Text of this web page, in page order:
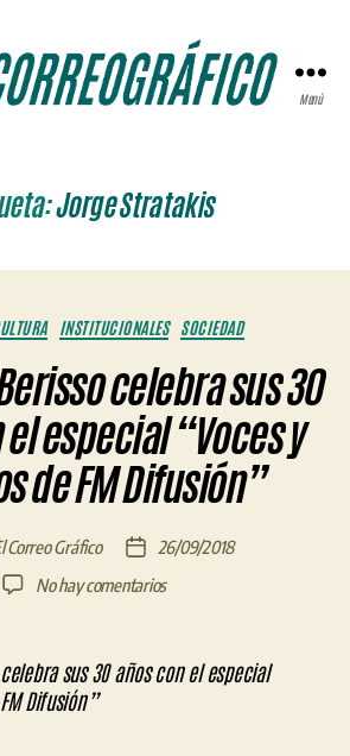
Menú
Jorge Stratakis
Categorías
INSTITUCIONALES SOCIEDAD
celebra sus 30
especial “Voces y
de FM Difusión”
Correo Gráfico
Fecha26/09/2018
No hay comentariosen
de
Berisso